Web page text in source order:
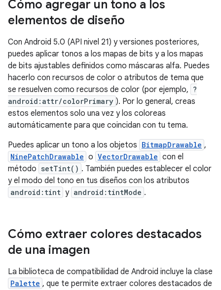
Cómo agregar un tono a los
elementos de diseño
Con Android 5.0 (API nivel 21) y versiones posteriores,
puedes aplicar tonos a los mapas de bits y a los mapas
de bits ajustables definidos como máscaras alfa. Puedes
hacerlo con recursos de color o atributos de tema que
se resuelven como recursos de color (por ejemplo, ?
android:attr/colorPrimary ). Por lo general, creas
estos elementos solo una vez y los coloreas
automáticamente para que coincidan con tu tema.
Puedes aplicar un tono a los objetos BitmapDrawable ,
NinePatchDrawable o VectorDrawable con el
método setTint() . También puedes establecer el color
y el modo del tono en tus diseños con los atributos
android:tint y android:tintMode .
Cómo extraer colores destacados
de una imagen
La biblioteca de compatibilidad de Android incluye la clase
Palette , que te permite extraer colores destacados de